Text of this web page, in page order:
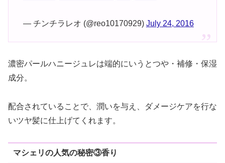
— チンチラレオ (@reo10170929) July 24, 2016
濃密パールハニージュレは端的にいうとつや・補修・保湿
成分。
配合されていることで、潤いを与え、ダメージケアを行な
いツヤ髪に仕上げてくれます。
マシェリの人気の秘密③香り